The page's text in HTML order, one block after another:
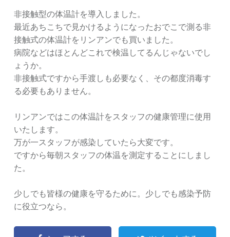
非接触型の体温計を導入しました。
最近あちこちで見かけるようになったおでこで測る非
接触式の体温計をリンアンでも買いました。
病院などはほとんどこれで検温してるんじゃないでし
ょうか。
非接触式ですから手渡しも必要なく、その都度消毒す
る必要もありません。
リンアンではこの体温計をスタッフの健康管理に使用
いたします。
万が一スタッフが感染していたら大変です。
ですから毎朝スタッフの体温を測定することにしまし
た。
少しでも皆様の健康を守るために。少しでも感染予防
に役立つなら。